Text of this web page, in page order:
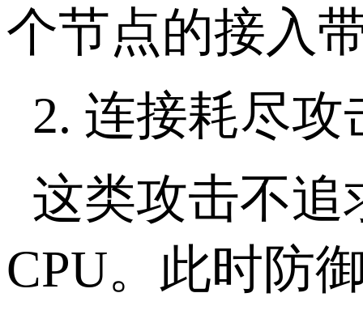
个节点的接入
2. 连接耗尽攻
这类攻击不追
CPU。此时防